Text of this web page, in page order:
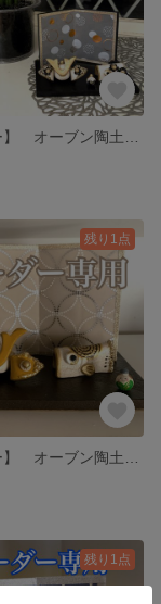
残り1点
残り1点